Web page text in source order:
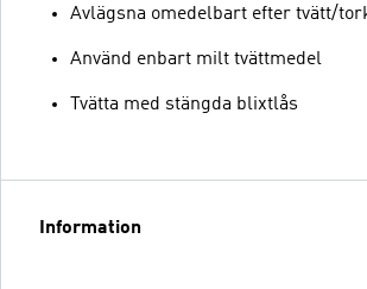
Avlägsna omedelbart efter tvätt/
Använd enbart milt tvättmedel
Tvätta med stängda blixtlås
Information